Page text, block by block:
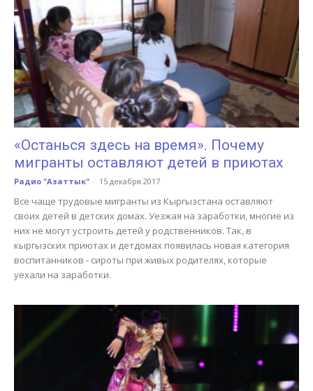
«Останься здесь на время». Почему
мигранты оставляют детей в приютах
Радио "Азаттык" - 15 декабря 2017
Все чаще трудовые мигранты из Кыргызстана оставляют
своих детей в детских домах. Уезжая на заработки, многие из
них не могут устроить детей у родственников. Так, в
кыргызских приютах и детдомах появилась новая категория
воспитанников - сироты при живых родителях, которые
уехали на заработки.